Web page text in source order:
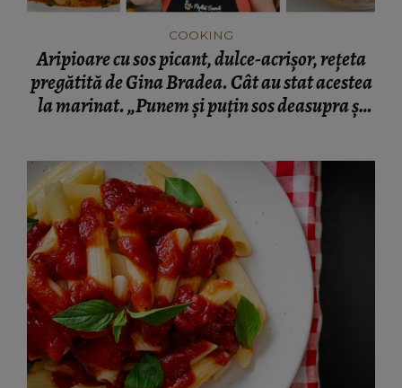
COOKING
Aripioare cu sos picant, dulce-acrișor, rețeta
pregătită de Gina Bradea. Cât au stat acestea
la marinat. „Punem și puțin sos deasupra și